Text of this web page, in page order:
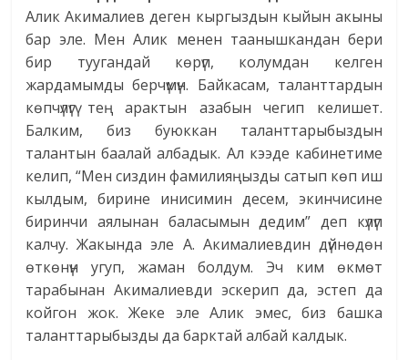
Алик Акималиев деген кыргыздын кыйын акыны
бар эле. Мен Алик менен таанышкандан бери
бир туугандай көрүп, колумдан келген
жардамымды берчүмүн. Байкасам, таланттардын
көпчүлүгү тең арактын азабын чегип келишет.
Балким, биз буюккан таланттарыбыздын
талантын баалай албадык. Ал кээде кабинетиме
келип, “Мен сиздин фамилияңызды сатып көп иш
кылдым, бирине инисимин десем, экинчисине
биринчи аялынан баласымын дедим” деп күлүп
калчу. Жакында эле А. Акималиевдин дүйнөдөн
өткөнүн угуп, жаман болдум. Эч ким өкмөт
тарабынан Акималиевди эскерип да, эстеп да
койгон жок. Жеке эле Алик эмес, биз башка
таланттарыбызды да барктай албай калдык.